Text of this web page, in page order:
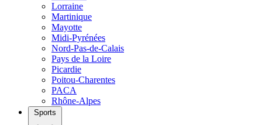
Lorraine
Martinique
Mayotte
Midi-Pyrénées
Nord-Pas-de-Calais
Pays de la Loire
Picardie
Poitou-Charentes
PACA
Rhône-Alpes
Sports